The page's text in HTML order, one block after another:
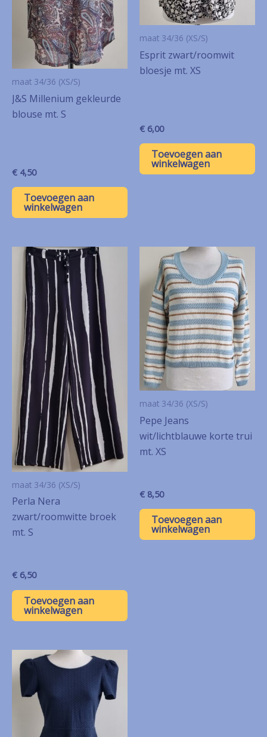
maat 34/36 (XS/S)
J&S Millenium gekleurde
blouse mt. S
€ 4,50
Toevoegen aan
winkelwagen
maat 34/36 (XS/S)
Esprit zwart/roomwit
bloesje mt. XS
€ 6,00
Toevoegen aan
winkelwagen
maat 34/36 (XS/S)
Perla Nera
zwart/roomwitte broek
mt. S
€ 6,50
Toevoegen aan
winkelwagen
maat 34/36 (XS/S)
Pepe Jeans
wit/lichtblauwe korte trui
mt. XS
€ 8,50
Toevoegen aan
winkelwagen